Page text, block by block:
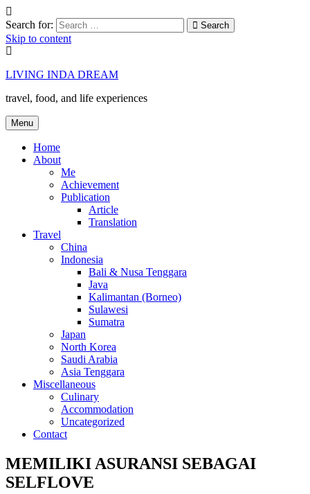
Search for: Search
Skip to content
LIVING INDA DREAM
travel, food, and life experiences
Menu
Home
About
Me
Achievement
Publication
Article
Translation
Travel
China
Indonesia
Bali & Nusa Tenggara
Java
Kalimantan (Borneo)
Sulawesi
Sumatra
Japan
North Korea
Saudi Arabia
Asia Tenggara
Miscellaneous
Culinary
Accommodation
Uncategorized
Contact
MEMILIKI ASURANSI SEBAGAI
SELFLOVE